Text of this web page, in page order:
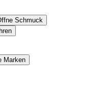
Schmuck
Marken